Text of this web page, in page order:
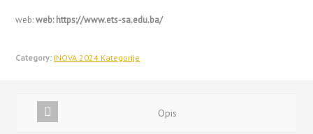
web:web: https://www.ets-sa.edu.ba/
Category: INOVA 2024 Kategorije
Opis